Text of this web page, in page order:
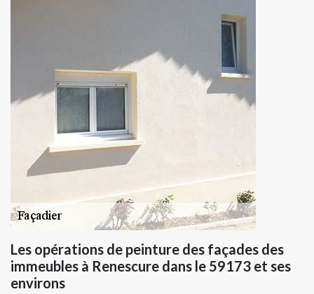
Les opérations de peinture des façades des
immeubles à Renescure dans le 59173 et ses
environs